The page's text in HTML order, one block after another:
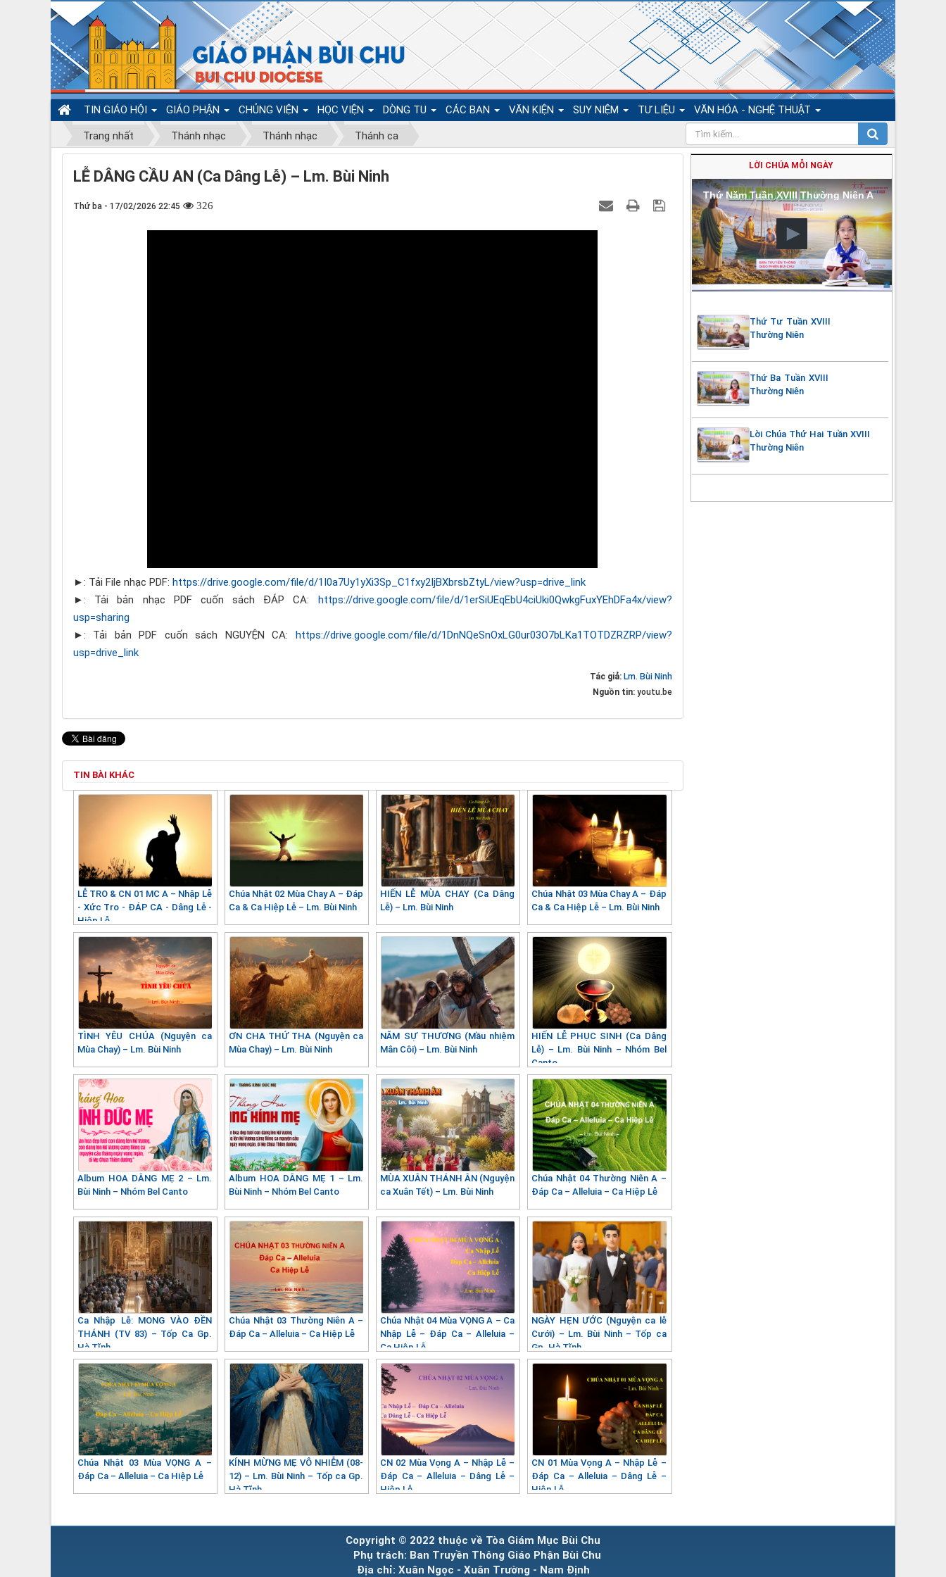
TIN GIÁO HỘI GIÁO PHẬN CHỦNG VIỆN HỌC VIỆN DÒNG TU CÁC BAN VĂN KIỆN SUY NIỆM TƯ LIỆU VĂN HÓA - NGHỆ THUẬT
Trang nhất Thánh nhạc Thánh nhạc Thánh ca
LỄ DÂNG CẦU AN (Ca Dâng Lễ) – Lm. Bùi Ninh
Thứ ba - 17/02/2026 22:45 326
►: Tải File nhạc PDF: https://drive.google.com/file/d/1I0a7Uy1yXi3Sp_C1fxy2IjBXbrsbZtyL/view?usp=drive_link
►: Tải bản nhạc PDF cuốn sách ĐÁP CA: https://drive.google.com/file/d/1erSiUEqEbU4ciUki0QwkgFuxYEhDFa4x/view?
usp=sharing
►: Tải bản PDF cuốn sách NGUYỆN CA: https://drive.google.com/file/d/1DnNQeSnOxLG0ur03O7bLKa1TOTDZRZRP/view?
usp=drive_link
Tác giả: Lm. Bùi Ninh
Nguồn tin: youtu.be
TIN BÀI KHÁC
LỄ TRO & CN 01 MC A – Nhập Lễ
- Xức Tro - ĐÁP CA - Dâng Lễ -
Hiệp Lễ
Chúa Nhật 02 Mùa Chay A – Đáp
Ca & Ca Hiệp Lễ – Lm. Bùi Ninh
HIẾN LỄ MÙA CHAY (Ca Dâng
Lễ) – Lm. Bùi Ninh
Chúa Nhật 03 Mùa Chay A – Đáp
Ca & Ca Hiệp Lễ – Lm. Bùi Ninh
TÌNH YÊU CHÚA (Nguyện ca
Mùa Chay) – Lm. Bùi Ninh
ƠN CHA THỨ THA (Nguyện ca
Mùa Chay) – Lm. Bùi Ninh
NĂM SỰ THƯƠNG (Mầu nhiệm
Mân Côi) – Lm. Bùi Ninh
HIẾN LỄ PHỤC SINH (Ca Dâng
Lễ) – Lm. Bùi Ninh – Nhóm Bel
Canto
Album HOA DÂNG MẸ 2 – Lm.
Bùi Ninh – Nhóm Bel Canto
Album HOA DÂNG MẸ 1 – Lm.
Bùi Ninh – Nhóm Bel Canto
MÙA XUÂN THÁNH ÂN (Nguyện
ca Xuân Tết) – Lm. Bùi Ninh
Chúa Nhật 04 Thường Niên A –
Đáp Ca – Alleluia – Ca Hiệp Lễ
Ca Nhập Lễ: MONG VÀO ĐỀN
THÁNH (TV 83) – Tốp Ca Gp.
Hà Tĩnh
Chúa Nhật 03 Thường Niên A –
Đáp Ca – Alleluia – Ca Hiệp Lễ
Chúa Nhật 04 Mùa VỌNG A – Ca
Nhập Lễ – Đáp Ca – Alleluia –
Ca Hiệp Lễ
NGÀY HẸN ƯỚC (Nguyện ca lễ
Cưới) – Lm. Bùi Ninh – Tốp ca
Gp. Hà Tĩnh
Chúa Nhật 03 Mùa VỌNG A –
Đáp Ca – Alleluia – Ca Hiệp Lễ
KÍNH MỪNG MẸ VÔ NHIỄM (08-
12) – Lm. Bùi Ninh – Tốp ca Gp.
Hà Tĩnh
CN 02 Mùa Vọng A – Nhập Lễ –
Đáp Ca – Alleluia – Dâng Lễ –
Hiệp Lễ
CN 01 Mùa Vọng A – Nhập Lễ –
Đáp Ca – Alleluia – Dâng Lễ –
Hiệp Lễ
LỜI CHÚA MỖI NGÀY
Thứ Năm Tuần XVIII Thường Niên A
Thứ Tư Tuần XVIII
Thường Niên
Thứ Ba Tuần XVIII
Thường Niên
Lời Chúa Thứ Hai Tuần XVIII
Thường Niên
Copyright © 2022 thuộc về Tòa Giám Mục Bùi Chu
Phụ trách: Ban Truyền Thông Giáo Phận Bùi Chu
Địa chỉ: Xuân Ngọc - Xuân Trường - Nam Định